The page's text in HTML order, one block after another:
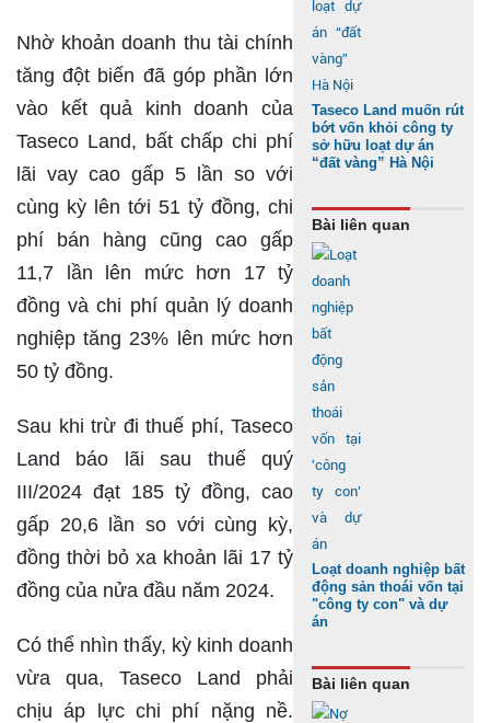
Taseco Land muốn rút
bớt vốn khỏi công ty
sở hữu loạt dự án
“đất vàng” Hà Nội
Bài liên quan
Loạt doanh nghiệp bất
động sản thoái vốn tại
"công ty con" và dự
án
Bài liên quan
Nhờ khoản doanh thu tài chính
tăng đột biến đã góp phần lớn
vào kết quả kinh doanh của
Taseco Land, bất chấp chi phí
lãi vay cao gấp 5 lần so với
cùng kỳ lên tới 51 tỷ đồng, chi
phí bán hàng cũng cao gấp
11,7 lần lên mức hơn 17 tỷ
đồng và chi phí quản lý doanh
nghiệp tăng 23% lên mức hơn
50 tỷ đồng.
Sau khi trừ đi thuế phí, Taseco
Land báo lãi sau thuế quý
III/2024 đạt 185 tỷ đồng, cao
gấp 20,6 lần so với cùng kỳ,
đồng thời bỏ xa khoản lãi 17 tỷ
đồng của nửa đầu năm 2024.
Có thể nhìn thấy, kỳ kinh doanh
vừa qua, Taseco Land phải
chịu áp lực chi phí nặng nề.